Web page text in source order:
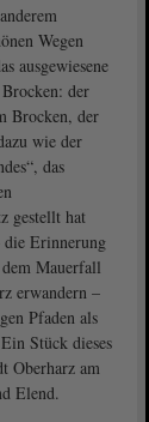
Wegen
ausgewiesene
der
Brocken, der
wie der
das
gestellt hat
Erinnerung
Mauerfall
erwandern –
Pfaden als
Stück dieses
Oberharz am
Elend.